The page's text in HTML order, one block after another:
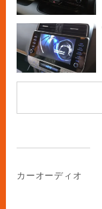
カーオーディオ